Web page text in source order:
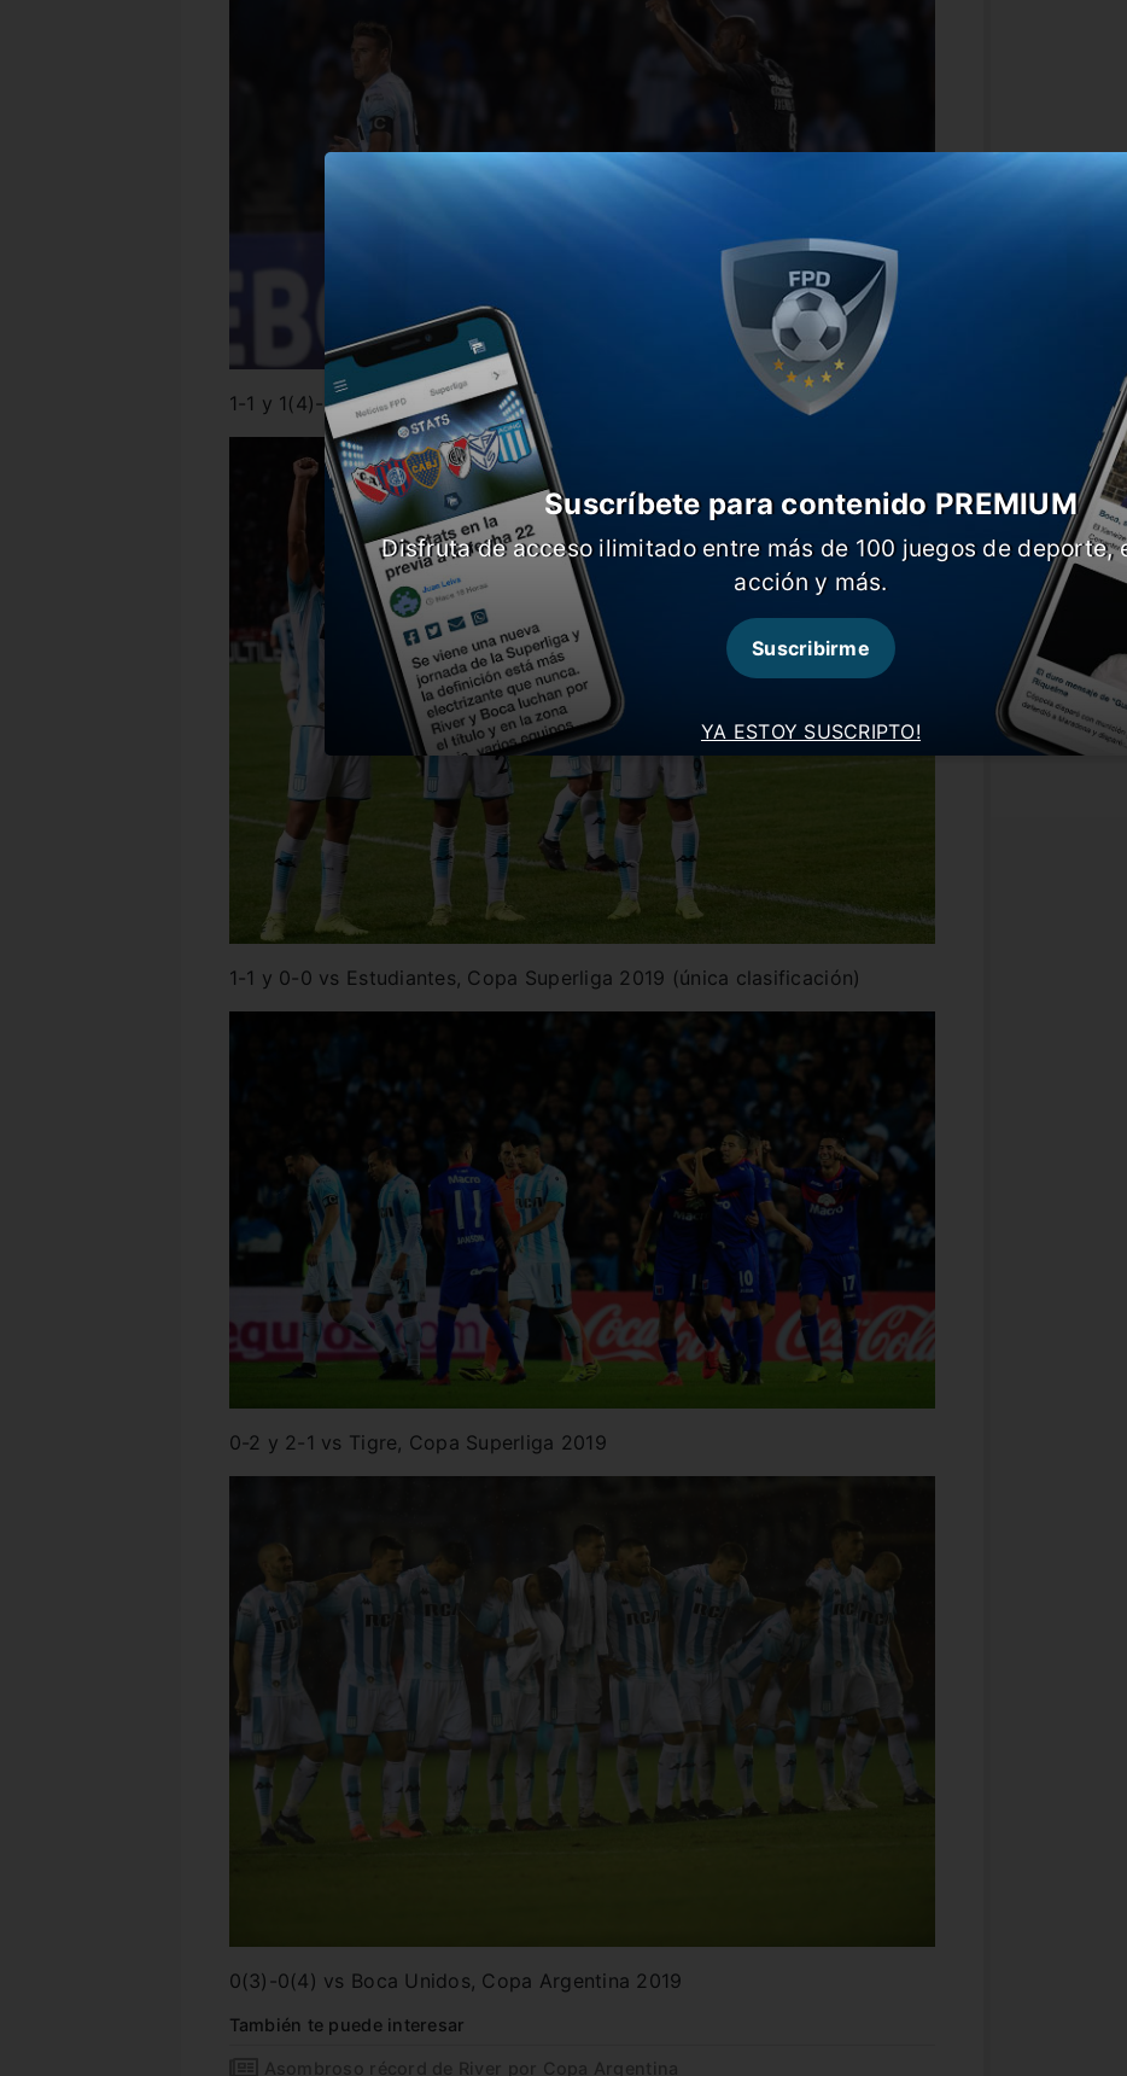
1-1 y 1(4)-1(5) vs Corinthians, Copa Sudamericana 2019
1-1 y 0-0 vs Estudiantes, Copa Superliga 2019 (única clasificación)
0-2 y 2-1 vs Tigre, Copa Superliga 2019
0(3)-0(4) vs Boca Unidos, Copa Argentina 2019
También te puede interesar
Asombroso récord de River por Copa Argentina
YA ESTOY SUSCRIPTO!
Suscríbete para contenido PREMIUM
Disfruta de acceso ilimitado entre más de 100 juegos de deporte,
acción y más.
Suscribirme